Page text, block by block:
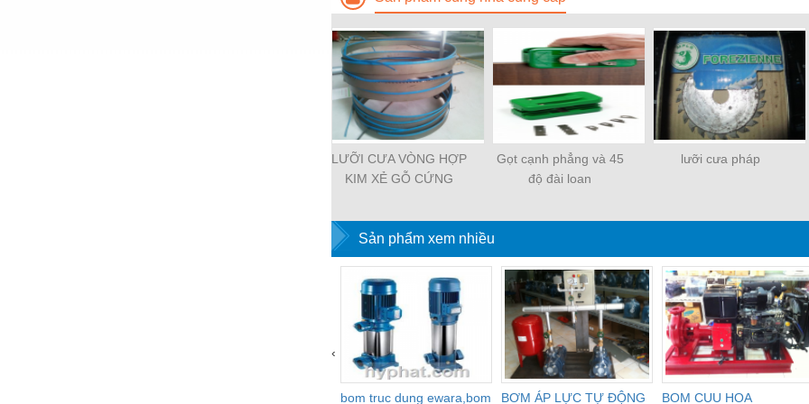
LƯỠI CƯA VÒNG HỢP
KIM XẺ GỖ CỨNG
TÍNH
Gọt cạnh phẳng và 45
độ đài loan
lưỡi cưa pháp
Sản phẩm xem nhiều
bom truc dung ewara,bom
BƠM ÁP LỰC TỰ ĐỘNG
BOM CUU HOA
‹